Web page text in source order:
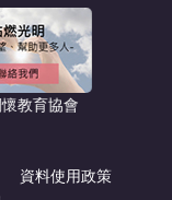
資料使用政策